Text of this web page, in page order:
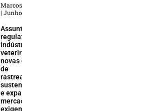
Marcos Soares
Junho 5, 2026
Assuntos
regulatórios na
indústria
veterinária:
novas demandas
de
rastreabilidade,
sustentabilidade
e expansão do
mercado animal
exigem uma